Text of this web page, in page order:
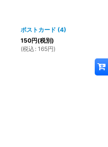
ポストカード (4)
150円(税別)
(税込 : 165円)